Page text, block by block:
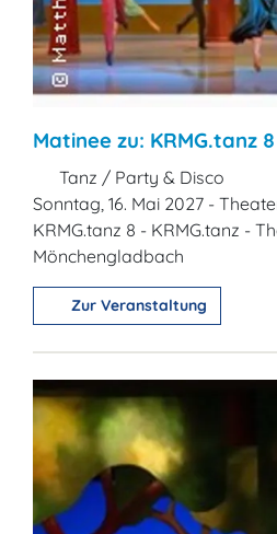
Matinee zu: KRMG.tanz
Tanz / Party & Disco
Sonntag, 16. Mai 2027 -
KRMG.tanz 8 - KRMG.tanz -
Mönchengladbach
Zur Veranstaltung